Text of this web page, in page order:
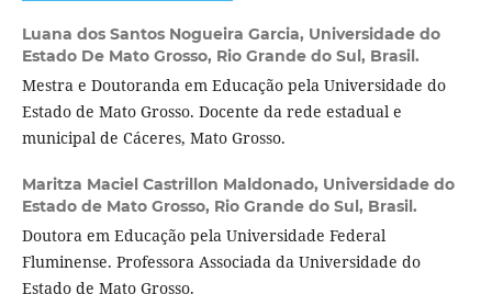
Luana dos Santos Nogueira Garcia, Universidade do
Estado De Mato Grosso, Rio Grande do Sul, Brasil.
Mestra e Doutoranda em Educação pela Universidade do
Estado de Mato Grosso. Docente da rede estadual e
municipal de Cáceres, Mato Grosso.
Maritza Maciel Castrillon Maldonado, Universidade do
Estado de Mato Grosso, Rio Grande do Sul, Brasil.
Doutora em Educação pela Universidade Federal
Fluminense. Professora Associada da Universidade do
Estado de Mato Grosso.